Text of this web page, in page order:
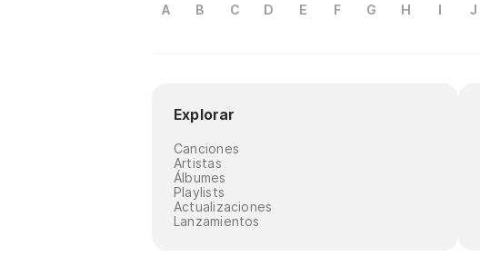
A B C D E F G H I J
Explorar
Canciones
Artistas
Álbumes
Playlists
Actualizaciones
Lanzamientos